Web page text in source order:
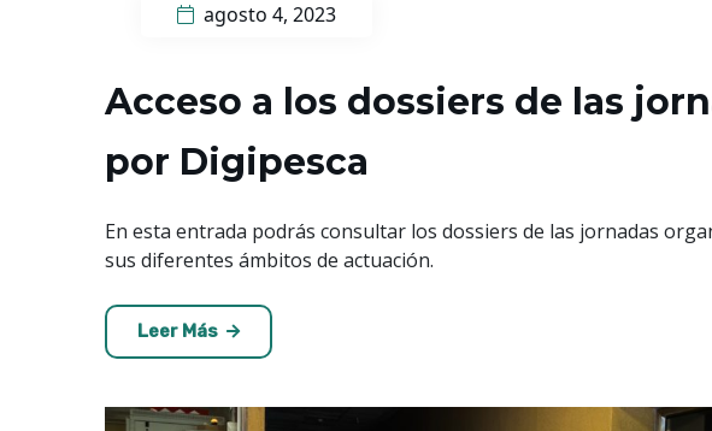
agosto 4, 2023
Acceso a los dossiers de las
por Digipesca
En esta entrada podrás consultar los dossiers de las jornadas
sus diferentes ámbitos de actuación.
Leer Más